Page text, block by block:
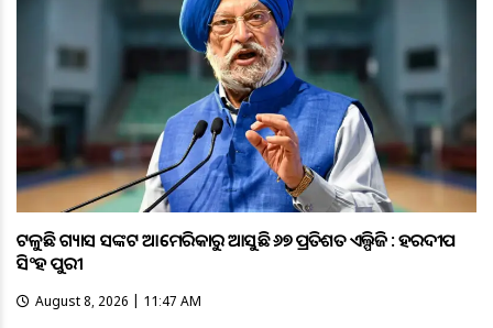
ଟଳୁଛି ଗ୍ୟାସ ସଙ୍କଟ ଆମେରିକାରୁ ଆସୁଛି ୬୭ ପ୍ରତିଶତ ଏଲ୍ପିଜି : ହରଦୀପ
ସିଂହ ପୁରୀ
August 8, 2026 | 11:47 AM